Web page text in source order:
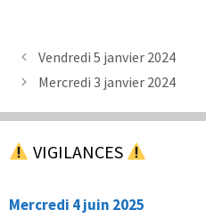
Vendredi 5 janvier 2024
Mercredi 3 janvier 2024
VIGILANCES
Mercredi 4 juin 2025